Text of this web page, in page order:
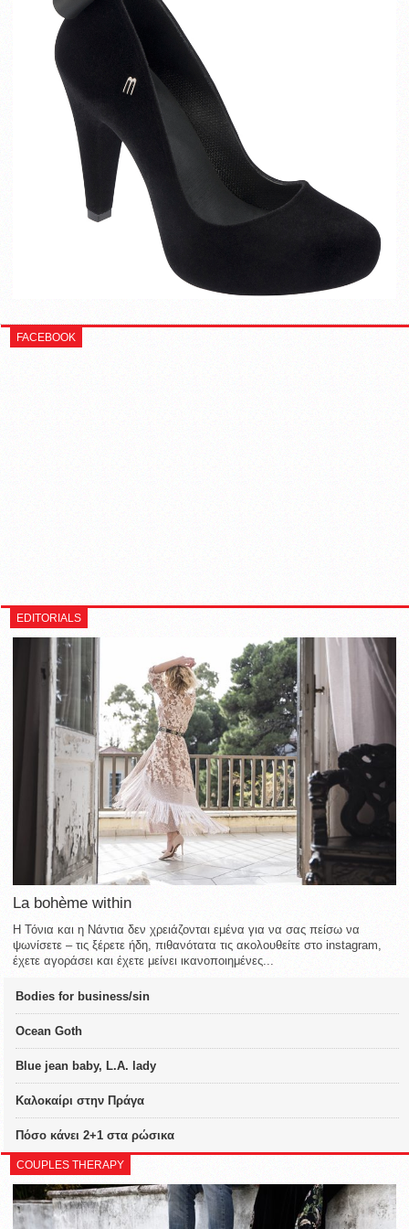
FACEBOOK
EDITORIALS
La bohème within
Η Τόνια και η Νάντια δεν χρειάζονται εμένα για να σας πείσω να
ψωνίσετε – τις ξέρετε ήδη, πιθανότατα τις ακολουθείτε στο instagram,
έχετε αγοράσει και έχετε μείνει ικανοποιημένες...
Bodies for business/sin
Ocean Goth
Blue jean baby, L.A. lady
Καλοκαίρι στην Πράγα
Πόσο κάνει 2+1 στα ρώσικα
COUPLES THERAPY